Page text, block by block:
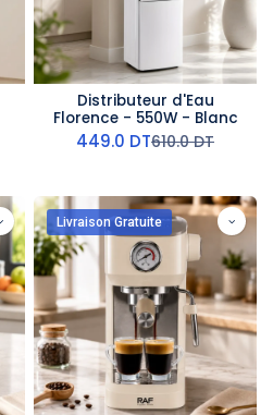
Distributeur d'Eau
Florence - 550W - Blanc
449.0 DT610.0DT
Livraison Gratuite